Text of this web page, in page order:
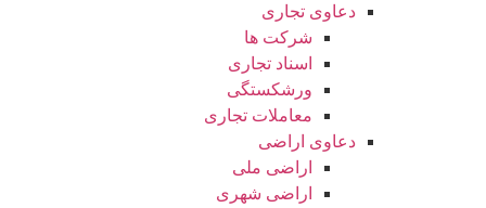
دعاوی تجاری
شرکت ها
اسناد تجاری
ورشکستگی
معاملات تجاری
دعاوی اراضی
اراضی ملی
اراضی شهری